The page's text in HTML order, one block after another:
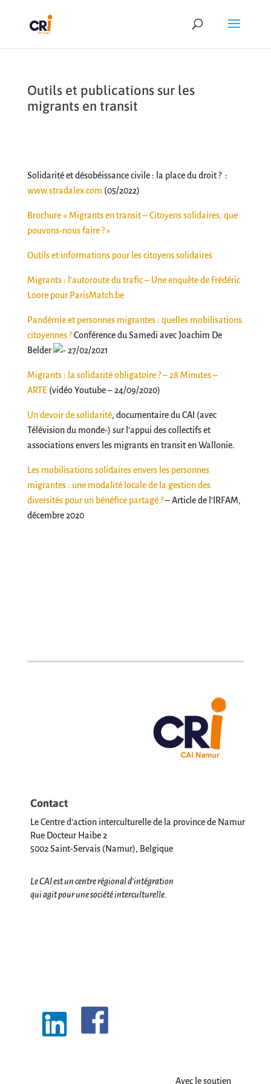
Outils et publications sur les
migrants en transit
Solidarité et désobéissance civile : la placedu droit ?:
www.stradalex.com (05/2022)
Brochure « Migrants en transit – Citoyens solidaires, que
pouvons-nous faire ? »
Outils et informations pour les citoyens solidaires
Migrants : l’autoroute du trafic – Une enquête de Frédéric
Loore pour ParisMatch.be
Pandémie et personnes migrantes : quelles mobilisations
citoyennes ? Conférence du Samedi avec Joachim De
Belder
27/02/2021
Migrants : la solidarité obligatoire ? – 28 Minutes –
ARTE (vidéo Youtube – 24/09/2020)
Un devoir de solidarité, documentaire du CAI (avec
Télévision du monde-) sur l’appui des collectifs et
associations envers les migrants en transit en Wallonie.
Les mobilisations solidaires envers les personnes
migrantes : une modalité locale de la gestion des
diversités pour un bénéfice partagé ?– Article de l’IRFAM,
décembre 2020
Contact
Le Centre d’action interculturelle de la province de Namur
Rue Docteur Haibe 2
5002 Saint-Servais (Namur), Belgique
Le CAI est un centre régional d’intégration
qui agit pour une société interculturelle.
Avec le soutien